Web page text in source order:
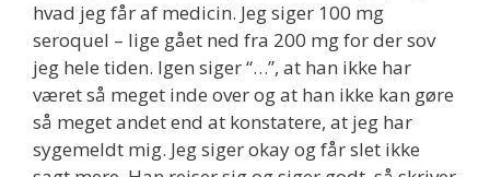
hvad jeg får af medicin. Jeg siger 100 mg
seroquel – lige gået ned fra 200 mg for der sov
jeg hele tiden. Igen siger “…”, at han ikke har
været så meget inde over og at han ikke kan gøre
så meget andet end at konstatere, at jeg har
sygemeldt mig. Jeg siger okay og får slet ikke